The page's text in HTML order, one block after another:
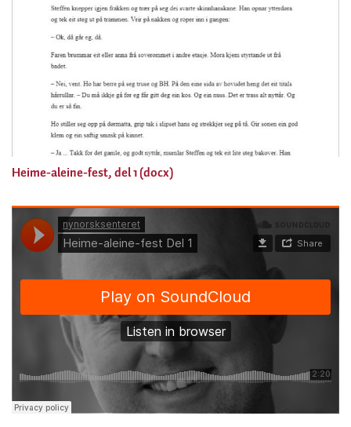
Heime-aleine-fest, del 1 (docx)